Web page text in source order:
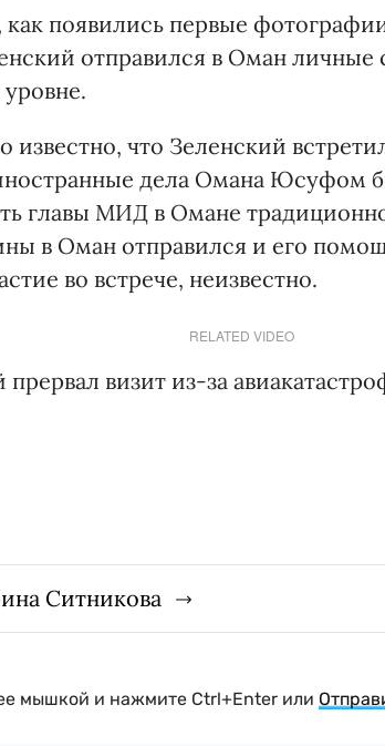
появились первые
отправился в Оман личные
известно, что Зеленский
дела Омана Юсуфом
главы МИД в Омане
в Оман отправился и его
во встрече, неизвестно.
RELATED VIDEO
прервал визит из-за
Ситникова
мышкой и нажмите Ctrl+Enter или